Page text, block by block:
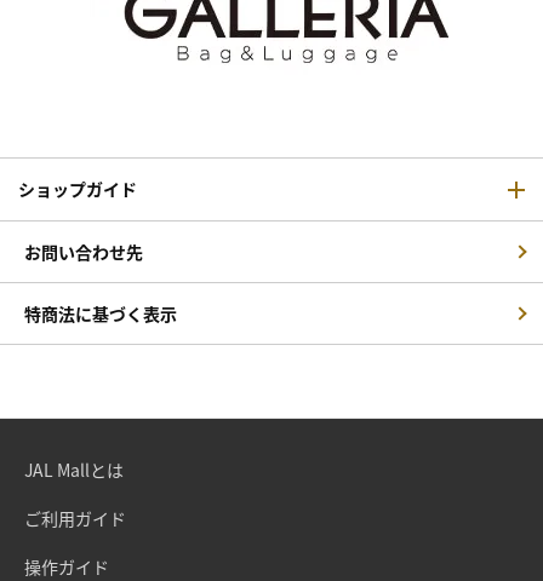
ショップガイド
お問い合わせ先
特商法に基づく表示
JAL Mallとは
ご利用ガイド
操作ガイド